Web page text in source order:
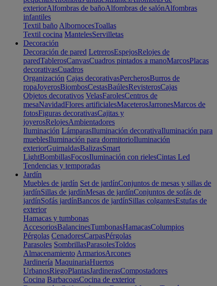
exteriorAlfombras de bañoAlfombras de salónAlfombras
infantiles
Textil baño AlbornocesToallas
Textil cocina MantelesServilletas
Decoración
Decoración de pared LetrerosEspejosRelojes de
paredTablerosCanvasCuadros pintados a manoMarcosPlacas
decorativasCuadros
Organización Cajas decorativasPercherosBurros de
ropaJoyerosBiombosCestasBaúlesRevisterosCajas
Objetos decorativos VelasFarolesCentros de
mesaNavidadFlores artificialesMaceterosJarronesMarcos de
fotosFiguras decorativasCajitas y
joyerosRelojesAmbientadores
Iluminación LámparasIluminación decorativaIluminación para
mueblesIluminación para dormitorioIluminación
exteriorGuirnaldasBalizasSmart
LightBombillasFocosIluminación con rielesCintas Led
Tendencias y temporadas
Jardín
Muebles de jardín Set de jardínConjuntos de mesas y sillas de
jardínSillas de jardínMesas de jardínConjuntos de sofás de
jardínSofás jardínBancos de jardínSillas colgantesEstufas de
exterior
Hamacas y tumbonas
AccesoriosBalancinesTumbonasHamacasColumpios
Pérgolas CenadoresCarpasPérgolas
Parasoles SombrillasParasolesToldos
Almacenamiento ArmariosArcones
Jardinería MaquinariaHuertos
UrbanosRiegoPlantasJardinerasCompostadores
Cocina BarbacoasCocina de exterior